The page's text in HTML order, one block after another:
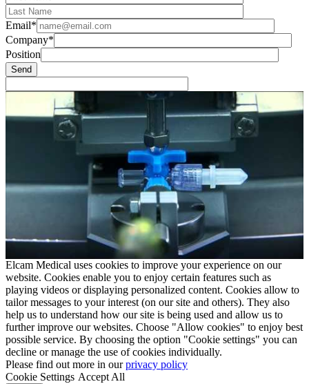
Email*
Company*
Position
Elcam Medical uses cookies to improve your experience on our
website. Cookies enable you to enjoy certain features such as
playing videos or displaying personalized content. Cookies allow to
tailor messages to your interest (on our site and others). They also
help us to understand how our site is being used and allow us to
further improve our websites. Choose "Allow cookies" to enjoy best
possible service. By choosing the option "Cookie settings" you can
decline or manage the use of cookies individually.
Please find out more in ourprivacy policy
Cookie Settings Accept All